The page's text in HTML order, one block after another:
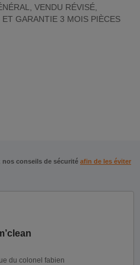
VENDU RÉVISÉ,
GARANTIE 3 MOIS PIÈCES
nos conseils de sécurité afin de les éviter
du colonel fabien